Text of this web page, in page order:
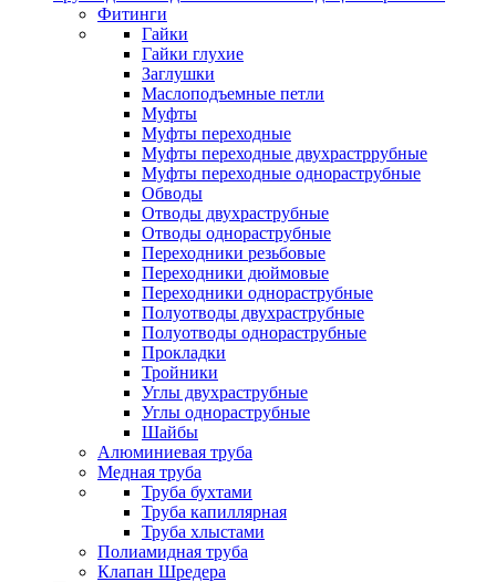
Фитинги
Гайки
Гайки глухие
Заглушки
Маслоподъемные петли
Муфты
Муфты переходные
Муфты переходные двухрастррубные
Муфты переходные однораструбные
Обводы
Отводы двухраструбные
Отводы однораструбные
Переходники резьбовые
Переходники дюймовые
Переходники однораструбные
Полуотводы двухраструбные
Полуотводы однораструбные
Прокладки
Тройники
Углы двухраструбные
Углы однораструбные
Шайбы
Алюминиевая труба
Медная труба
Труба бухтами
Труба капиллярная
Труба хлыстами
Полиамидная труба
Клапан Шредера